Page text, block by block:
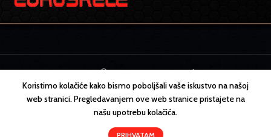
EURO SKELE 2022 CREATED BYMEDIAdesign
Koristimo kolačiće kako bismo poboljšali vaše iskustvo na našoj
web stranici. Pregledavanjem ove web stranice pristajete na
našu upotrebu kolačića.
PRIHVATAM